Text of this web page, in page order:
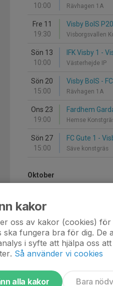
10:00
Rävhagen 1A
Fre 11
19:30
Visby BoIS
Visborgsvallen
Sön 13
10:00
IFK Visby 1 -
Västerhejde IP
Sön 20
15:00
Visby BoIS -
Rävhagen 1A
Ons 23
19:00
Fardhem
Hemse
Sön 27
15:00
FC Gute 1 -
Säve konstgräs
Oktober
00:00
Sön 4
10:00
Visby BoIS -
Rävhagen 1A
kakor
oss av kakor (cookies)
ska fungera bra för dig. De
i syfte att hjälpa oss
Så använder vi cookies
alla kakor Bara